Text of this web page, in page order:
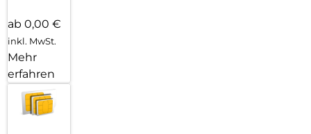
ab 0,00 €
inkl. MwSt.
Mehr
erfahren